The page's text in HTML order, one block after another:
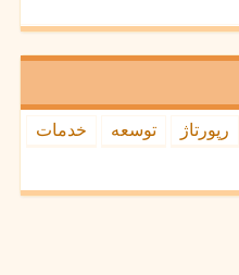
رپورتاژ توسعه
خدمات